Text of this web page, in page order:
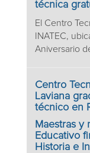
técnica
El Centro
INATEC,
Aniversario
Centro
Laviana
técnico en
Maestras y
Educativo
Historia e